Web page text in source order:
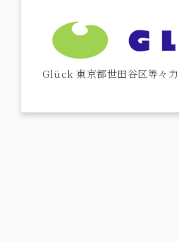
Glück 東京都世田谷区等々